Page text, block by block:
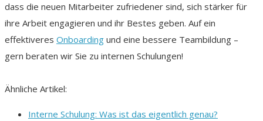
dass die neuen Mitarbeiter zufriedener sind, sich stärker für
ihre Arbeit engagieren und ihr Bestes geben. Auf ein
effektiveres Onboarding und eine bessere Teambildung –
gern beraten wir Sie zu internen Schulungen!
Ähnliche Artikel:
Interne Schulung: Was ist das eigentlich genau?